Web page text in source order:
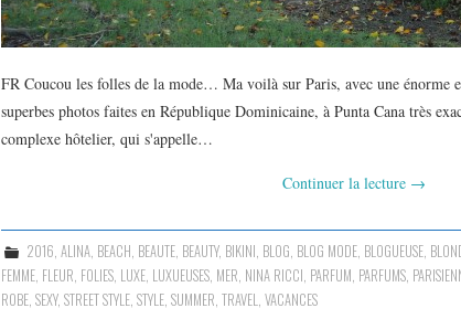
FR Coucou les folles de la mode… Ma voilà sur Paris, avec une énorme
superbes photos faites en République Dominicaine, à Punta Cana très
complexe hôtelier, qui s'appelle…
Continuer la lecture →
2016,ALINA, BEACH, BEAUTE, BEAUTY, BIKINI, BLOG, BLOG MODE, BLOGUEUSE,
FEMME, FLEUR, FOLIES, LUXE, LUXUEUSES, MER, NINA RICCI, PARFUM, PARFUMS,
ROBE, SEXY, STREET STYLE, STYLE, SUMMER, TRAVEL, VACANCES